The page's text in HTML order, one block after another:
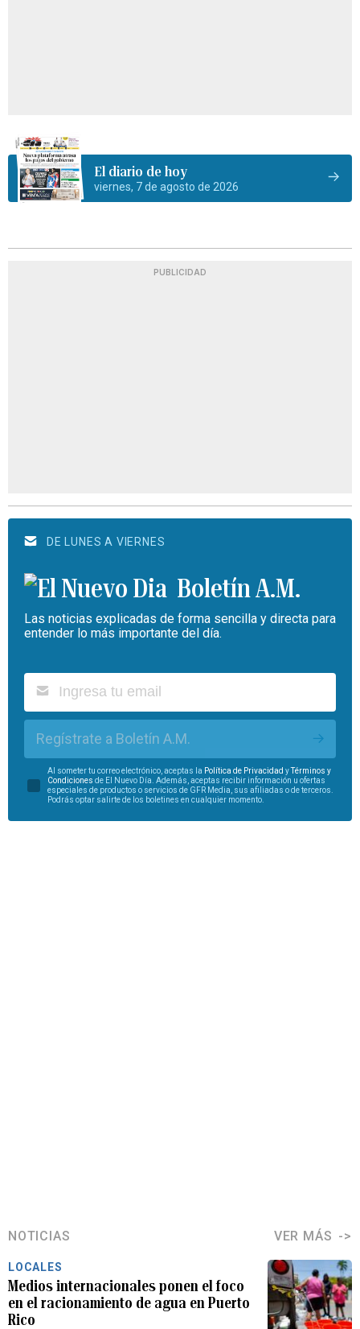
El diario de hoy
viernes, 7 de agosto de 2026
PUBLICIDAD
DE LUNES A VIERNES
Boletín A.M.
Las noticias explicadas de forma sencilla y directa para
entender lo más importante del día.
Regístrate a Boletín A.M.
Al someter tu correo electrónico, aceptas la Política de Privacidad yTérminos y
Condiciones de El Nuevo Día. Además, aceptas recibir información u ofertas
especiales de productos o servicios de GFR Media, sus afiliadas o de terceros.
Podrás optar salirte de los boletines en cualquier momento.
NOTICIAS VER MÁS
LOCALES
Medios internacionales ponen el foco
en el racionamiento de agua en Puerto
Rico